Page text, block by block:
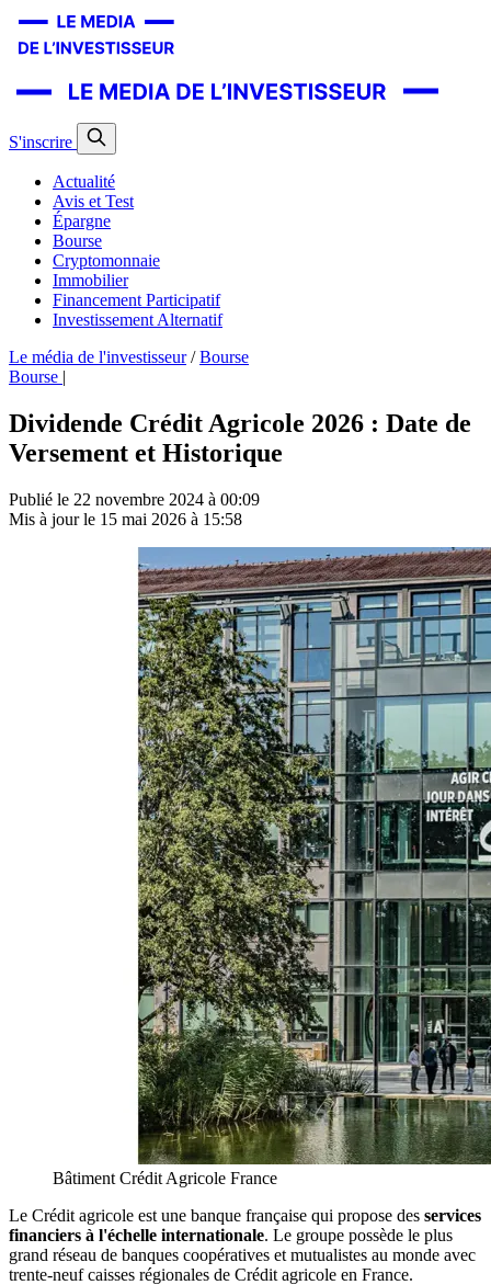
S'inscrire
Actualité
Avis et Test
Épargne
Bourse
Cryptomonnaie
Immobilier
Financement Participatif
Investissement Alternatif
Le média de l'investisseur / Bourse
Bourse |
Dividende Crédit Agricole 2026 : Date de
Versement et Historique
Publié le 22 novembre 2024 à 00:09
Mis à jour le 15 mai 2026 à 15:58
Bâtiment Crédit Agricole France
Le Crédit agricole est une banque française qui propose des services
financiers à l'échelle internationale. Le groupe possède le plus
grand réseau de banques coopératives et mutualistes au monde avec
trente-neuf caisses régionales de Crédit agricole en France.